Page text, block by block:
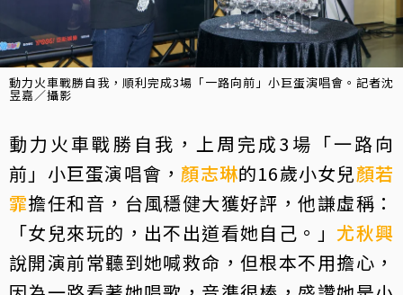
動力火車戰勝自我，順利完成3場「一路向前」小巨蛋演唱會。記者沈
昱嘉／攝影
動力火車戰勝自我，上周完成3場「一路向
前」小巨蛋演唱會， 顏志琳的16歲小女兒顏若
霏擔任和音，台風穩健大獲好評，他謙虛稱：
「女兒來玩的，出不出道看她自己。」 尤秋興
說開演前常聽到她喊救命，但根本不用擔心，